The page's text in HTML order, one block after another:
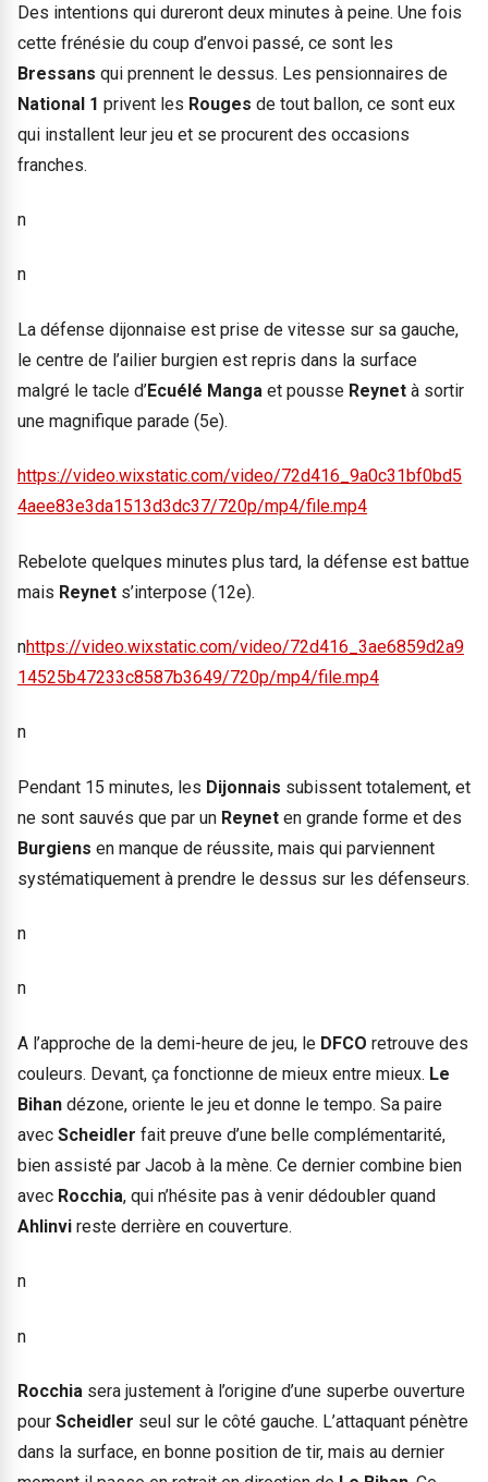
Des intentions qui dureront deux minutes à peine. Une fois
cette frénésie du coup d’envoi passé, ce sont les
Bressans qui prennent le dessus. Les pensionnaires de
National 1 privent les Rouges de tout ballon, ce sont eux
qui installent leur jeu et se procurent des occasions
franches.
n
n
La défense dijonnaise est prise de vitesse sur sa gauche,
le centre de l’ailier burgien est repris dans la surface
malgré le tacle d’Ecuélé Manga et pousse Reynet à sortir
une magnifique parade (5e).
https://video.wixstatic.com/video/72d416_9a0c31bf0bd5
4aee83e3da1513d3dc37/720p/mp4/file.mp4
Rebelote quelques minutes plus tard, la défense est battue
mais Reynet s’interpose (12e).
nhttps://video.wixstatic.com/video/72d416_3ae6859d2a9
14525b47233c8587b3649/720p/mp4/file.mp4
n
Pendant 15 minutes, les Dijonnais subissent totalement, et
ne sont sauvés que par un Reynet en grande forme et des
Burgiens en manque de réussite, mais qui parviennent
systématiquement à prendre le dessus sur les défenseurs.
n
n
A l’approche de la demi-heure de jeu, le DFCO retrouve des
couleurs. Devant, ça fonctionne de mieux entre mieux. Le
Bihan dézone, oriente le jeu et donne le tempo. Sa paire
avec Scheidler fait preuve d’une belle complémentarité,
bien assisté par Jacob à la mène. Ce dernier combine bien
avec Rocchia, qui n’hésite pas à venir dédoubler quand
Ahlinvi reste derrière en couverture.
n
n
Rocchia sera justement à l’origine d’une superbe ouverture
pour Scheidler seul sur le côté gauche. L’attaquant pénètre
dans la surface, en bonne position de tir, mais au dernier